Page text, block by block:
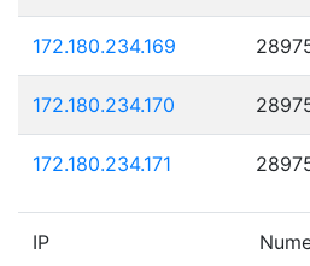
172.180.234.169
172.180.234.170
172.180.234.171
IP